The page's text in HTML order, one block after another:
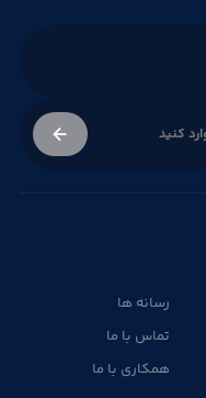
رسانه ها
تماس با ما
همکاری با ما